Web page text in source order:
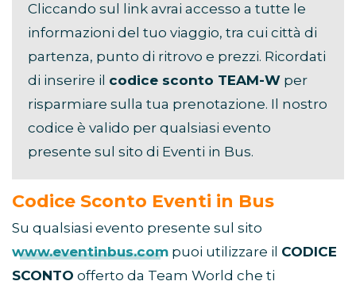
Cliccando sul link avrai accesso a tutte le
informazioni del tuo viaggio, tra cui città di
partenza, punto di ritrovo e prezzi. Ricordati
di inserire il codice sconto TEAM-W per
risparmiare sulla tua prenotazione. Il nostro
codice è valido per qualsiasi evento
presente sul sito di Eventi in Bus.
Codice Sconto Eventi in Bus
Su qualsiasi evento presente sul sito
www.eventinbus.com puoi utilizzare il CODICE
SCONTO offerto da Team World che ti